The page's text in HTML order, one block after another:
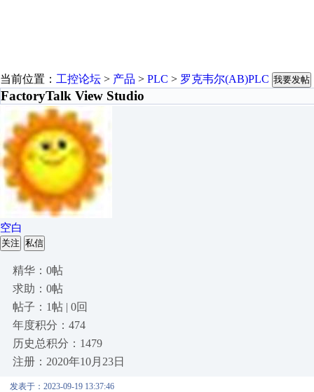
当前位置： 工控论坛 > 产品 > PLC > 罗克韦尔(AB)PLC 我要发帖
FactoryTalk View Studio
空白
关注 私信
精华：0帖
求助：0帖
帖子：1帖 | 0回
年度积分：474
历史总积分：1479
注册：2020年10月23日
发表于：2023-09-19 13:37:46